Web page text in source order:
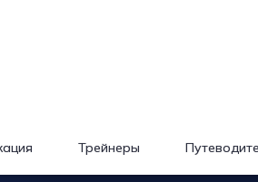
Трейнеры